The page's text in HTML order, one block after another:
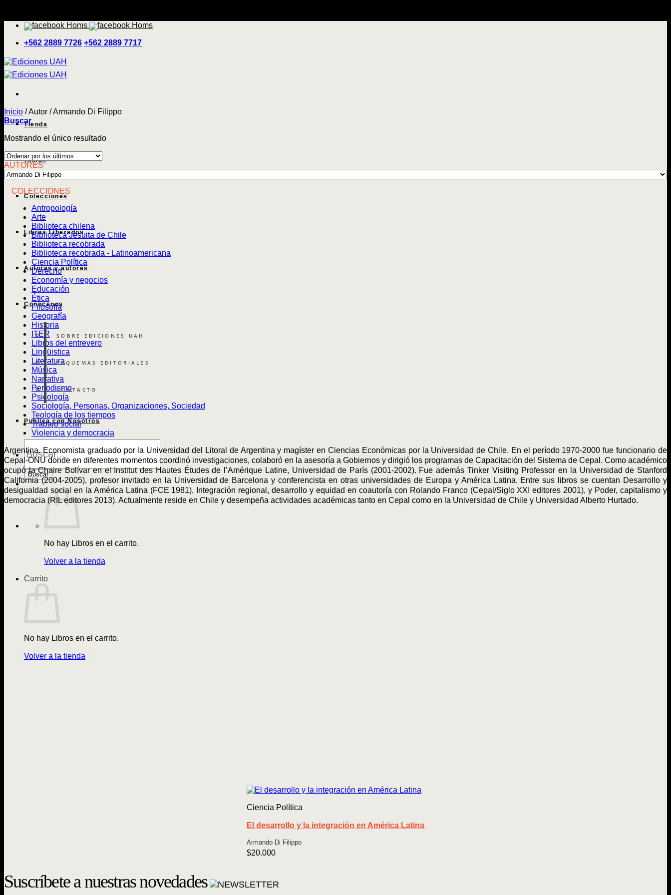
contenido
+562 2889 7726 +562 2889 7717
Tienda
Temas
Colecciones
Libros Liberados
Autoras y autores
Conócenos
SOBRE EDICIONES UAH
ESQUEMAS EDITORIALES
CONTACTO
Publica con Nosotros
de
Libros
Buscar
No hay Libros en el carrito.
Volver a la tienda
Carrito
No hay Libros en el carrito.
Volver a la tienda
Inicio /Autor /Armando Di Filippo
Buscar
Mostrando el único resultado
AUTORES
COLECCIONES
Antropología
Arte
Biblioteca chilena
Biblioteca Jesuita de Chile
Biblioteca recobrada
Biblioteca recobrada - Latinoamericana
Ciencia Política
Derecho
Economía y negocios
Educación
Ética
Filosofía
Geografía
Historia
ITER
Libros del entrevero
Lingüistica
Literatura
Música
Narrativa
Periodismo
Psicología
Sociología, Personas, Organizaciones, Sociedad
Teología de los tiempos
Trabajo social
Violencia y democracia
Argentina. Economista graduado por la Universidad del Litoral de Argentina y magíster en Ciencias Económicas por la Universidad de Chile. En el período 1970-2000 fue funcionario de
Cepal-ONU donde en diferentes momentos coordinó investigaciones, colaboró en la asesoría a Gobiernos y dirigió los programas de Capacitación del Sistema de Cepal. Como académico
ocupó la Chaire Bolívar en el Institut des Hautes Études de l’Amérique Latine, Universidad de París (2001-2002). Fue además Tinker Visiting Professor en la Universidad de Stanford
California (2004-2005), profesor invitado en la Universidad de Barcelona y conferencista en otras universidades de Europa y América Latina. Entre sus libros se cuentan Desarrollo y
desigualdad social en la América Latina (FCE 1981), Integración regional, desarrollo y equidad en coautoría con Rolando Franco (Cepal/Siglo XXI editores 2001), y Poder, capitalismo y
democracia (RIL editores 2013). Actualmente reside en Chile y desempeña actividades académicas tanto en Cepal como en la Universidad de Chile y Universidad Alberto Hurtado.
Ciencia Política
El desarrollo y la integración en América Latina
Armando Di Filippo
$20.000
Suscríbete a nuestras novedades